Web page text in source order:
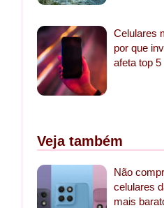
Celulares
por que
afeta top 5
Veja também
Não
celulares
mais